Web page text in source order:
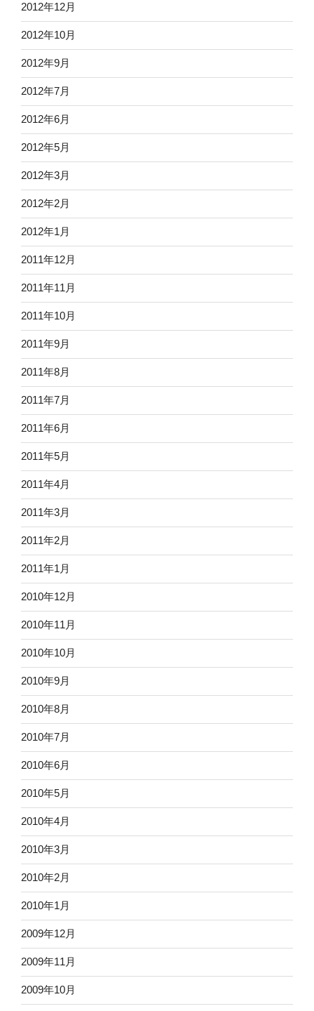
2012年12月
2012年10月
2012年9月
2012年7月
2012年6月
2012年5月
2012年3月
2012年2月
2012年1月
2011年12月
2011年11月
2011年10月
2011年9月
2011年8月
2011年7月
2011年6月
2011年5月
2011年4月
2011年3月
2011年2月
2011年1月
2010年12月
2010年11月
2010年10月
2010年9月
2010年8月
2010年7月
2010年6月
2010年5月
2010年4月
2010年3月
2010年2月
2010年1月
2009年12月
2009年11月
2009年10月